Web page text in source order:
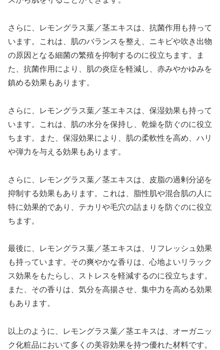
さらに、レモングラス葉／茎エキスは、抗菌作用も持って
います。これは、肌のバランスを整え、ニキビや吹き出物
の原因となる細菌の繁殖を抑制するのに役立ちます。ま
た、抗菌作用により、肌の炎症を軽減し、赤みやかゆみを
鎮める効果もあります。
さらに、レモングラス葉／茎エキスは、保湿効果も持って
います。これは、肌の水分を保持し、乾燥を防ぐのに役立
ちます。また、保湿効果により、肌の柔軟性を高め、ハリ
や弾力を与える効果もあります。
さらに、レモングラス葉／茎エキスは、皮脂の過剰分泌を
抑制する効果もあります。これは、脂性肌や混合肌の人に
特に効果的であり、テカリや毛穴の詰まりを防ぐのに役立
ちます。
最後に、レモングラス葉／茎エキスは、リフレッシュ効果
も持っています。その爽やかな香りは、心地よいリラック
ス効果をもたらし、ストレスを軽減するのに役立ちます。
また、その香りは、気分を高揚させ、集中力を高める効果
もあります。
以上のように、レモングラス葉／茎エキスは、オーガニッ
ク化粧品において多くの美容効果を持つ優れた材料です。